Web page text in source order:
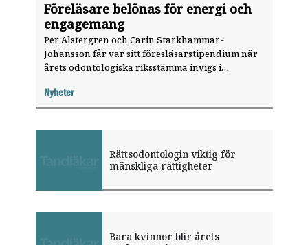
Föreläsare belönas för energi och
engagemang
Per Alstergren och Carin Starkhammar-
Johansson får var sitt föresläsarstipendium när
årets odontologiska riksstämma invigs i
Nyheter
Rättsodontologin viktig för
mänskliga rättigheter
Bara kvinnor blir årets